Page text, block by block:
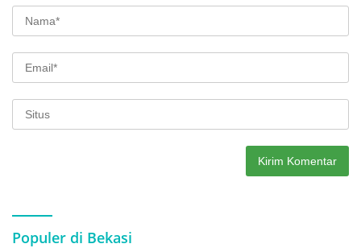
Populer di Bekasi